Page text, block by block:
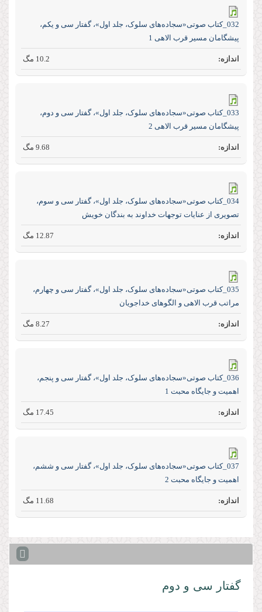
032_کتاب صوتی«سجاده‌های سلوک، جلد اول»، گفتار سی و یکم،
پیشگامان مسیر قرب الاهی 1
10.2 مگ
033_کتاب صوتی«سجاده‌های سلوک، جلد اول»، گفتار سی و دوم،
پیشگامان مسیر قرب الاهی 2
9.68 مگ
034_کتاب صوتی«سجاده‌های سلوک، جلد اول»، گفتار سی و سوم،
تصویری از عنایات توجهات خداوند به بندگان خویش
12.87 مگ
035_کتاب صوتی«سجاده‌های سلوک، جلد اول»، گفتار سی و چهارم،
مراتب قرب الاهی و الگو‌های خدا‌جویان
8.27 مگ
036_کتاب صوتی«سجاده‌های سلوک، جلد اول»، گفتار سی و پنجم،
اهمیت و جایگاه محبت 1
17.45 مگ
037_کتاب صوتی«سجاده‌های سلوک، جلد اول»، گفتار سی و ششم،
اهمیت و جایگاه محبت 2
11.68 مگ
گفتار سی و دوم